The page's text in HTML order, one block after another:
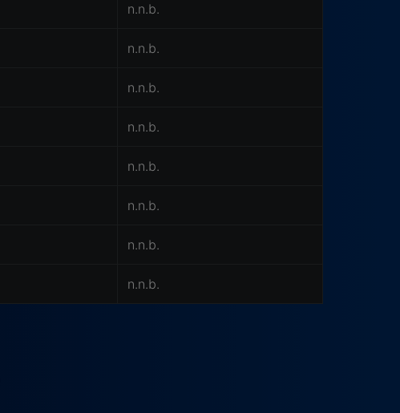
n.n.b.
n.n.b.
n.n.b.
n.n.b.
n.n.b.
n.n.b.
n.n.b.
n.n.b.